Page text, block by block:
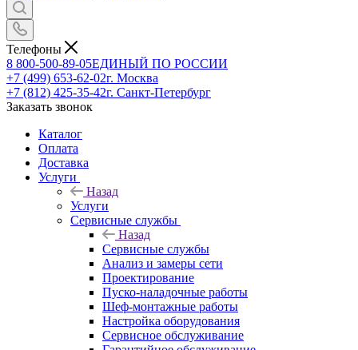
Телефоны
8 800-500-89-05ЕДИНЫЙ ПО РОССИИ
+7 (499) 653-62-02г. Москва
+7 (812) 425-35-42г. Санкт-Петербург
Заказать звонок
Каталог
Оплата
Доставка
Услуги
Назад
Услуги
Сервисные службы
Назад
Сервисные службы
Анализ и замеры сети
Проектирование
Пуско-наладочные работы
Шеф-монтажные работы
Настройка оборудования
Сервисное обслуживание